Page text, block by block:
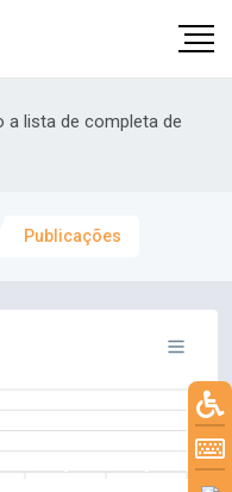
a lista de completa de
Publicações